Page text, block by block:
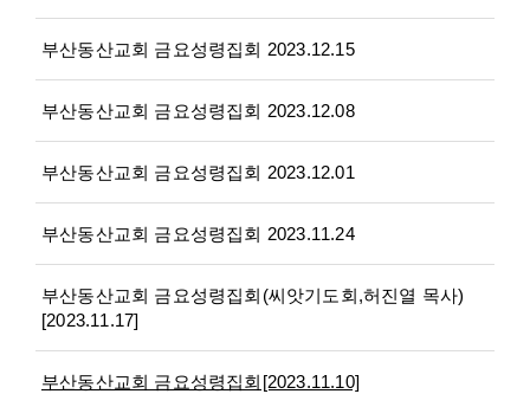
부산동산교회 금요성령집회 2023.12.15
부산동산교회 금요성령집회 2023.12.08
부산동산교회 금요성령집회 2023.12.01
부산동산교회 금요성령집회 2023.11.24
부산동산교회 금요성령집회(씨앗기도회,허진열 목사)
[2023.11.17]
부산동산교회 금요성령집회[2023.11.10]